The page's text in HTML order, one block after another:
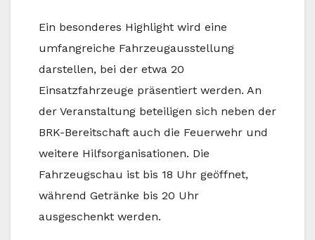
Ein besonderes Highlight wird eine
umfangreiche Fahrzeugausstellung
darstellen, bei der etwa 20
Einsatzfahrzeuge präsentiert werden. An
der Veranstaltung beteiligen sich neben der
BRK-Bereitschaft auch die Feuerwehr und
weitere Hilfsorganisationen. Die
Fahrzeugschau ist bis 18 Uhr geöffnet,
während Getränke bis 20 Uhr
ausgeschenkt werden.